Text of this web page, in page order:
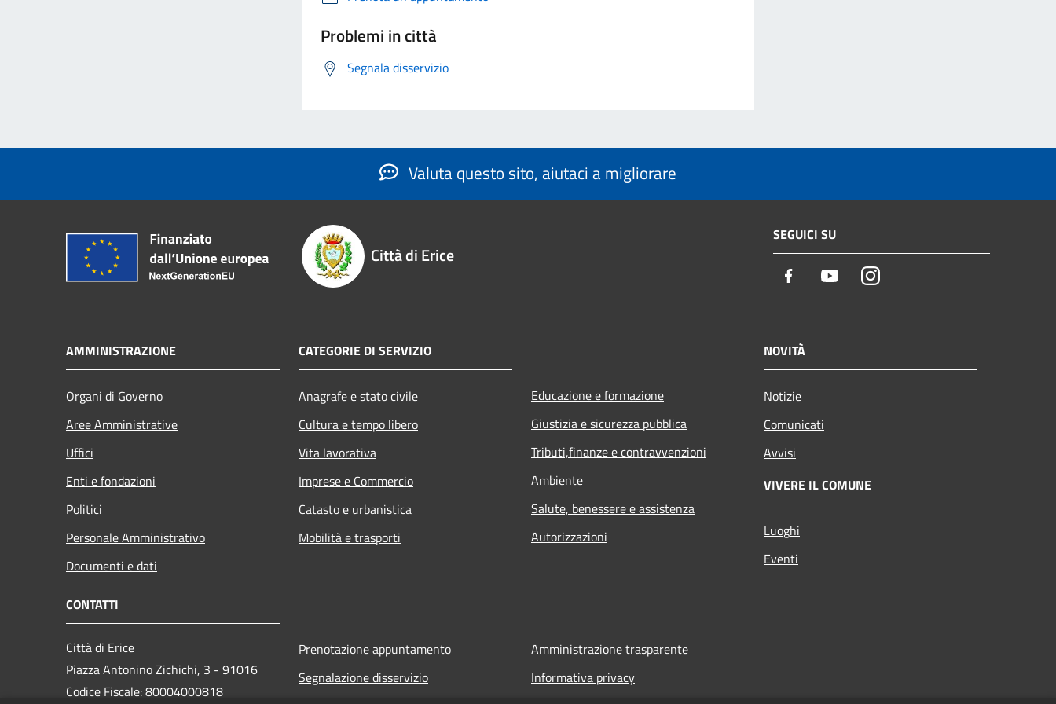
Problemi in città
Segnala disservizio
Valuta questo sito, aiutaci a migliorare
Città di Erice
SEGUICI SU
Facebook YoutubeInstagram
AMMINISTRAZIONE
Organi di Governo
Aree Amministrative
Uffici
Enti e fondazioni
Politici
Personale Amministrativo
Documenti e dati
CATEGORIE DI SERVIZIO
Anagrafe e stato civile
Cultura e tempo libero
Vita lavorativa
Imprese e Commercio
Catasto e urbanistica
Mobilità e trasporti
Educazione e formazione
Giustizia e sicurezza pubblica
Tributi,finanze e contravvenzioni
Ambiente
Salute, benessere e assistenza
Autorizzazioni
NOVITÀ
Notizie
Comunicati
Avvisi
VIVERE IL COMUNE
Luoghi
Eventi
CONTATTI
Città di Erice
Piazza Antonino Zichichi, 3 - 91016
Codice Fiscale: 80004000818
Prenotazione appuntamento
Segnalazione disservizio
Amministrazione trasparente
Informativa privacy